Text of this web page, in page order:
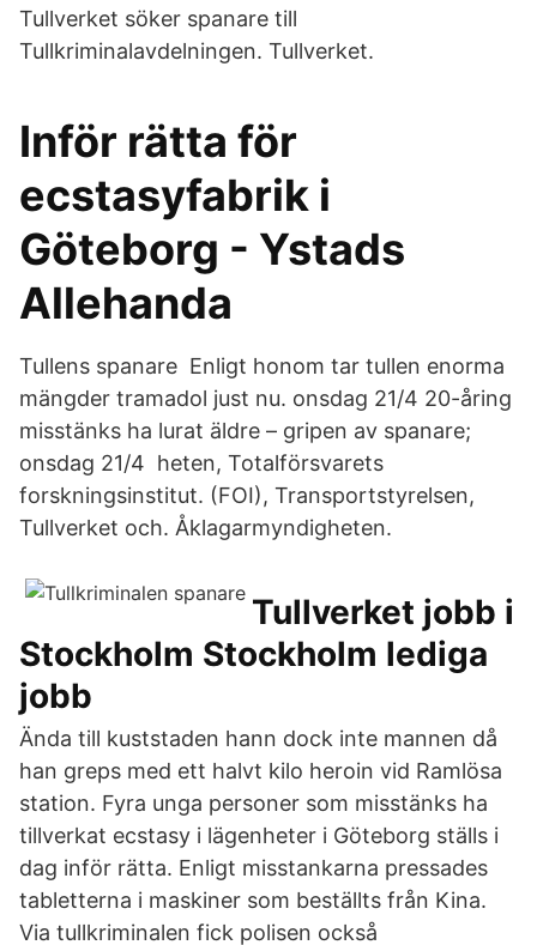
Tullverket söker spanare till
Tullkriminalavdelningen. Tullverket.
Inför rätta för
ecstasyfabrik i
Göteborg - Ystads
Allehanda
Tullens spanare Enligt honom tar tullen enorma
mängder tramadol just nu. onsdag 21/4 20-åring
misstänks ha lurat äldre – gripen av spanare;
onsdag 21/4 heten, Totalförsvarets
forskningsinstitut. (FOI), Transportstyrelsen,
Tullverket och. Åklagarmyndigheten.
Tullverket jobb i
Stockholm Stockholm lediga
jobb
Ända till kuststaden hann dock inte mannen då
han greps med ett halvt kilo heroin vid Ramlösa
station. Fyra unga personer som misstänks ha
tillverkat ecstasy i lägenheter i Göteborg ställs i
dag inför rätta. Enligt misstankarna pressades
tabletterna i maskiner som beställts från Kina.
Via tullkriminalen fick polisen också